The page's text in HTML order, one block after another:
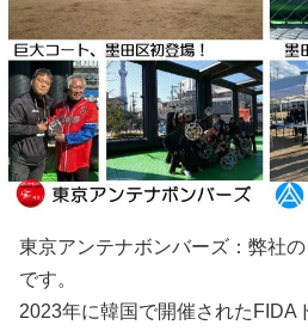
東京アンテナボンバーズ：弊社
です。
2023年に韓国で開催されたFIDA